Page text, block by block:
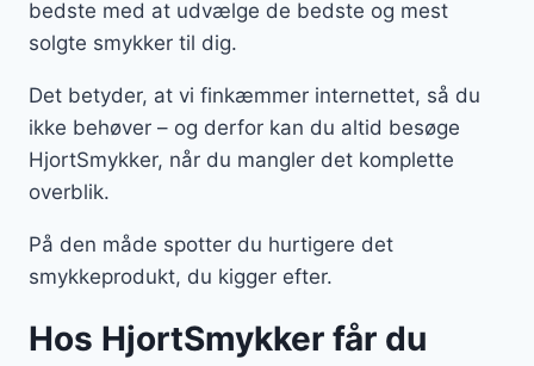
bedste med at udvælge de bedste og mest
solgte smykker til dig.
Det betyder, at vi finkæmmer internettet, så du
ikke behøver – og derfor kan du altid besøge
HjortSmykker, når du mangler det komplette
overblik.
På den måde spotter du hurtigere det
smykkeprodukt, du kigger efter.
Hos HjortSmykker får du